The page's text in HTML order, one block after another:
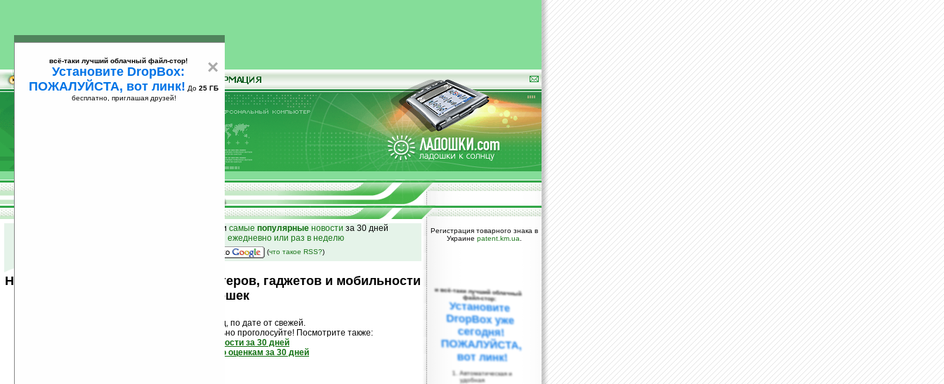
25
и самые популярные новости за 30 дней
на email ежедневно или раз в неделю
(что такое RSS?)
Новости мира карманных компьютеров, гаджетов и мобильности
от Ладошек
Новости показаны подряд, по дате от свежей.
Если новость вам понравилась - обязательно проголосуйте! Посмотрите также:
самые читаемые новости за 30 дней
самые лучшие новости по оценкам за 30 дней
Регистрация товарного знака в
Украине patent.km.ua
×
всё-таки лучший облачный файл-стор!
Установите DropBox:
ПОЖАЛУЙСТА, вот линк! До 25 ГБ
бесплатно, приглашая друзей!
и всё-таки лучший облачный
файл-стор:
Установите
DropBox уже
сегодня!
ПОЖАЛУЙСТА,
вот линк!
Автоматическая и
удобная